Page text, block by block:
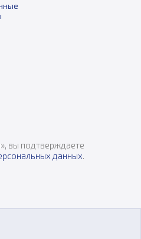
вы подтверждаете
данных.